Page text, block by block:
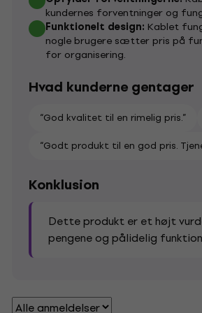
kundernes forventninger og
Funktionelt design: Kablet
nogle brugere sætter pris på
for organisering.
Hvad kunderne gentager
“God kvalitet til en rimelig pris.”
“Godt produkt til en god pris.
Konklusion
Dette produkt er et højt
pengene og pålidelig